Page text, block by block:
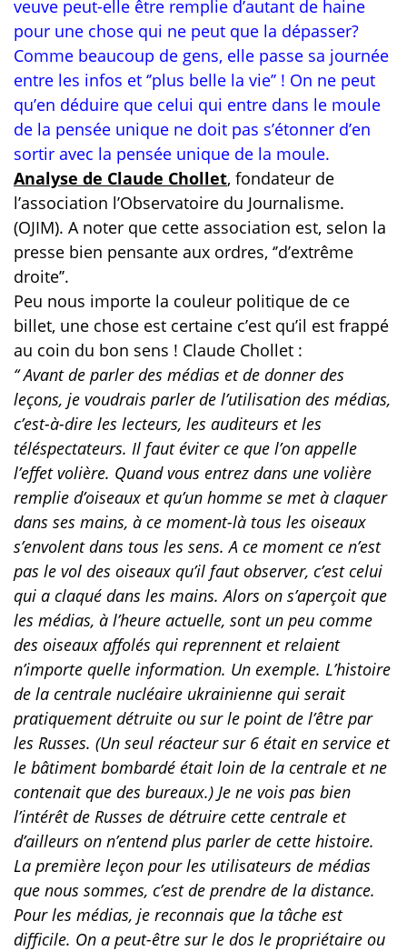
veuve peut-elle être remplie d’autant de haine
pour une chose qui ne peut que la dépasser?
Comme beaucoup de gens, elle passe sa journée
entre les infos et ‘’plus belle la vie’’ ! On ne peut
qu’en déduire que celui qui entre dans le moule
de la pensée unique ne doit pas s’étonner d’en
sortir avec la pensée unique de la moule.
Analyse de Claude Chollet, fondateur de
l’association l’Observatoire du Journalisme.
(OJIM). A noter que cette association est, selon la
presse bien pensante aux ordres, ‘’d’extrême
droite’’.
Peu nous importe la couleur politique de ce
billet, une chose est certaine c’est qu’il est frappé
au coin du bon sens ! Claude Chollet :
‘‘ Avant de parler des médias et de donner des
leçons, je voudrais parler de l’utilisation des médias,
c’est-à-dire les lecteurs, les auditeurs et les
téléspectateurs. Il faut éviter ce que l’on appelle
l’effet volière. Quand vous entrez dans une volière
remplie d’oiseaux et qu’un homme se met à claquer
dans ses mains, à ce moment-là tous les oiseaux
s’envolent dans tous les sens. A ce moment ce n’est
pas le vol des oiseaux qu’il faut observer, c’est celui
qui a claqué dans les mains. Alors on s’aperçoit que
les médias, à l’heure actuelle, sont un peu comme
des oiseaux affolés qui reprennent et relaient
n’importe quelle information. Un exemple. L’histoire
de la centrale nucléaire ukrainienne qui serait
pratiquement détruite ou sur le point de l’être par
les Russes. (Un seul réacteur sur 6 était en service et
le bâtiment bombardé était loin de la centrale et ne
contenait que des bureaux.) Je ne vois pas bien
l’intérêt de Russes de détruire cette centrale et
d’ailleurs on n’entend plus parler de cette histoire.
La première leçon pour les utilisateurs de médias
que nous sommes, c’est de prendre de la distance.
Pour les médias, je reconnais que la tâche est
difficile. On a peut-être sur le dos le propriétaire ou